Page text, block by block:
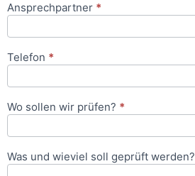
Ansprechpartner *
Telefon *
Wo sollen wir prüfen? *
Was und wieviel soll geprüft werden?